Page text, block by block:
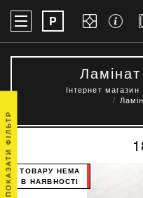
P
Інтернет
ТОВАРУ НЕМА
В НАЯВНОСТІ
ПОКАЗАТИ ФІЛЬТР